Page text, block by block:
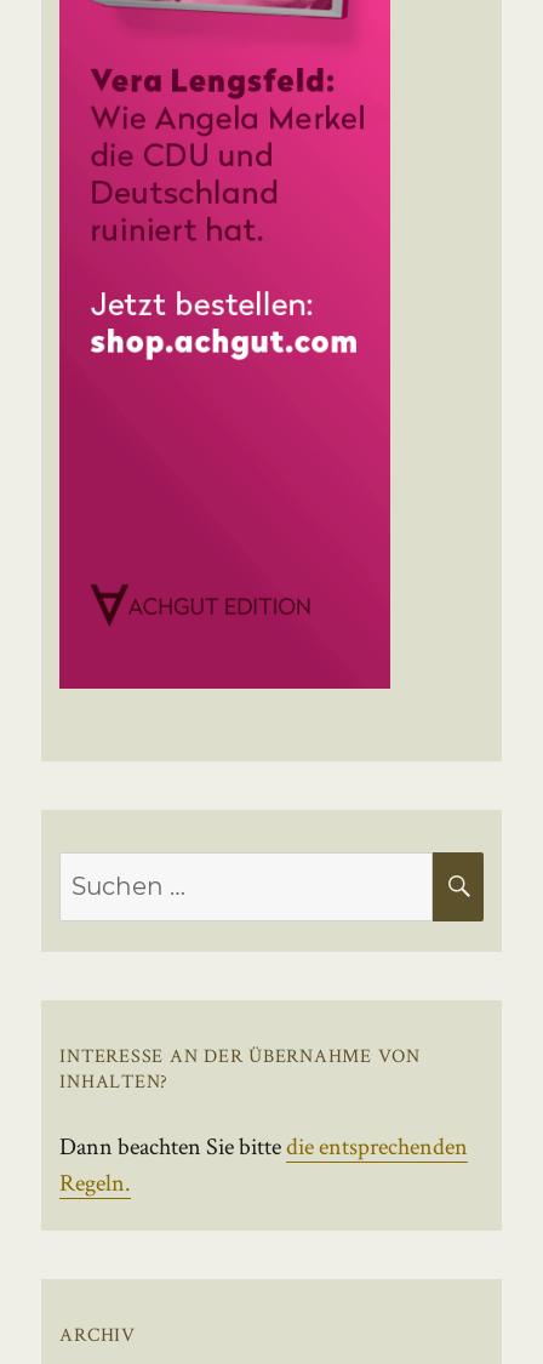
Suchen
nach:
INTERESSE AN DER ÜBERNAHME VON
INHALTEN?
Dann beachten Sie bittedie entsprechenden
Regeln.
ARCHIV